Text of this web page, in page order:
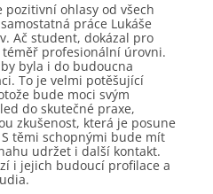
pozitivní ohlasy od všech
práce Lukáše
Ač student, dokázal pro
profesionální úrovni.
byla i do budoucna
To je velmi potěšující
bude moci svým
do skutečné praxe,
zkušenost, která je posune
těmi schopnými bude mít
udržet i další kontakt.
i jejich budoucí profilace a